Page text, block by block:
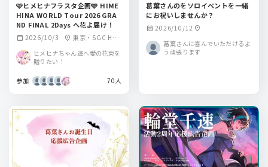
🩷ヒメヒナフラスタ企画🩵 HIME
HINA WORLD Tour 2026 GRA
ND FINAL 2Days へ花よ届け！
calendar_month 2026/10/3 location_on 東京・SGC HAL
ヒメヒナちゃん達へ愛の花束を
贈りたい！
参加 70人
葛葉さんのをソロイベントを一緒
にお祝いしませんか？
calendar_month 2026/10/12 location_on
葛葉さんに喜んでいただけるよ
う頑張ります